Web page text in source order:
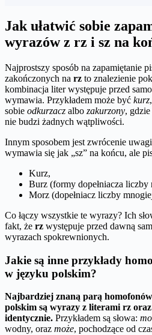
Jak ułatwić sobie
wyrazów z rz i sz na
Najprostszy sposób na zapamiętanie
zakończonych na rz to znalezienie
kombinacja liter występuje przed
wymawia. Przykładem może być kurz
sobie odkurzacz albo zakurzony, gdzie
nie budzi żadnych wątpliwości.
Innym sposobem jest zwrócenie
wymawia się jak „sz” na końcu, ale
Kurz,
Burz (formy dopełniacza liczby
Morz (dopełniacz liczby
Co łączy wszystkie te wyrazy? Ich
fakt, że rz występuje przed dawną
wyrazach spokrewnionych.
Jakie są inne przykłady
w języku polskim?
Najbardziej znaną parą
polskim są wyrazy z literami rz oraz
identycznie. Przykładem są słowa:
wodny, oraz może, pochodzące od